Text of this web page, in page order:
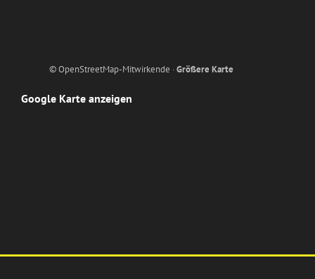
© OpenStreetMap-Mitwirkende ·Größere Karte
Google Karte anzeigen